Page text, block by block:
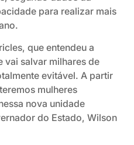
para realizar mais
que entendeu a
vai salvar milhares de
evitável. A partir
mulheres
nova unidade
do Estado, Wilson